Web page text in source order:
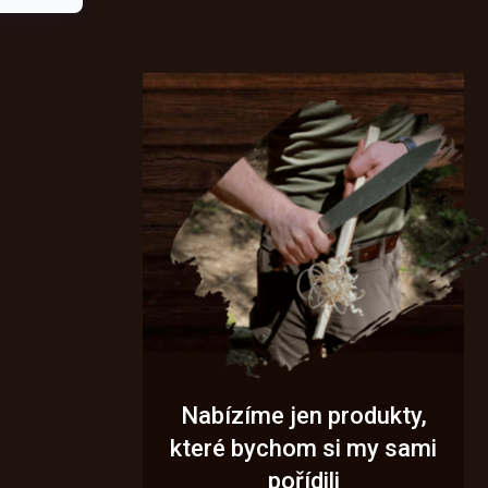
Nabízíme jen produkty,
které bychom si my sami
pořídili